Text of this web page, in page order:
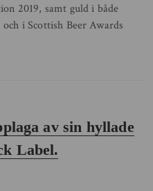
2019, samt guld i både
i Scottish Beer Awards
av sin hyllade
Label.